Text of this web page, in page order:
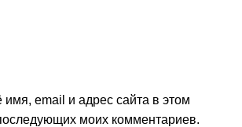
email и адрес сайта в этом
моих комментариев.